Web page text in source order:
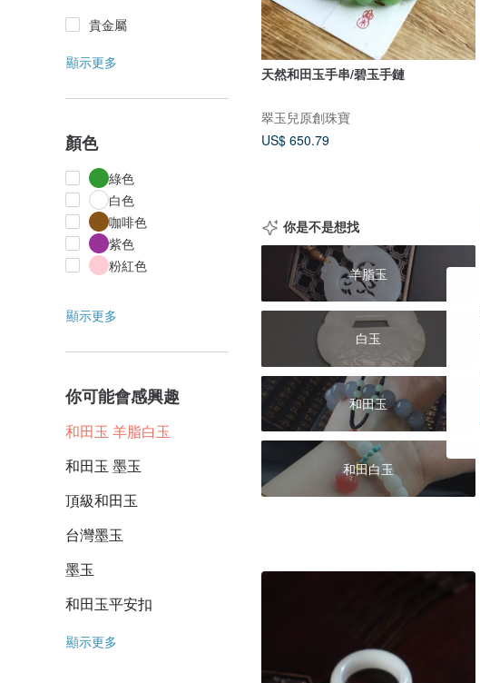
貴金屬
顯示更多
顏色
綠色
白色
咖啡色
紫色
粉紅色
顯示更多
你可能會感興趣
和田玉 羊脂白玉
和田玉 墨玉
頂級和田玉
台灣墨玉
墨玉
和田玉平安扣
顯示更多
天然和田玉手串/碧玉手鏈
翠玉兒原創珠寶
US$ 650.79
你是不是想找
羊脂玉
白玉
和田玉
和田白玉